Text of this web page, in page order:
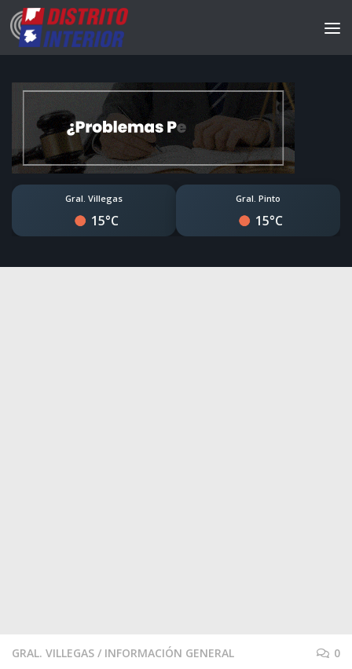
Gral. Villegas
15°C
Gral. Pinto
15°C
GRAL. VILLEGAS / INFORMACIÓN GENERAL 0